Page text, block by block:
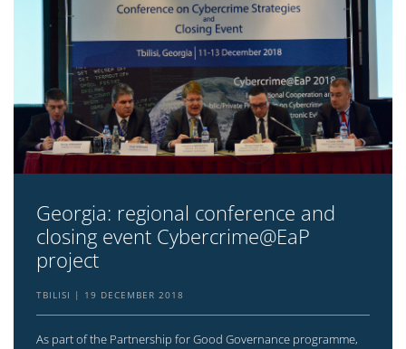
Georgia: regional conference and
closing event Cybercrime@EaP
project
TBILISI 19 DECEMBER 2018
As part of the Partnership for Good Governance programme,